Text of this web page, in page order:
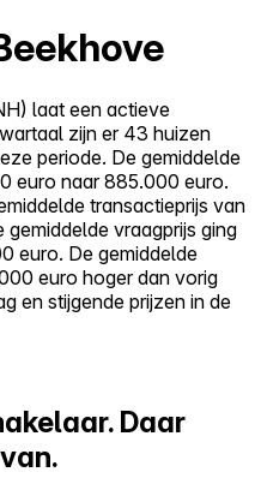
laat een actieve
zijn er 43 huizen
periode. De gemiddelde
euro naar 885.000 euro.
transactieprijs van
vraagprijs ging
euro. De gemiddelde
euro hoger dan vorig
en stijgende prijzen in de
Daar